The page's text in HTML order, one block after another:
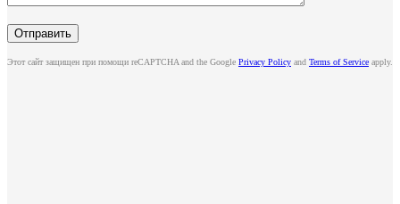
Этот сайт защищен при помощи reCAPTCHA and the Google Privacy Policy and Terms of Service apply.